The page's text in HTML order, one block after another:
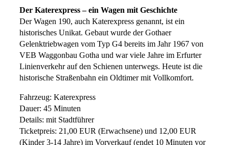
Der Katerexpress – ein Wagen mit Geschichte
Der Wagen 190, auch Katerexpress genannt, ist ein
historisches Unikat. Gebaut wurde der Gothaer
Gelenktriebwagen vom Typ G4 bereits im Jahr 1967 von
VEB Waggonbau Gotha und war viele Jahre im Erfurter
Linienverkehr auf den Schienen unterwegs. Heute ist die
historische Straßenbahn ein Oldtimer mit Vollkomfort.
Fahrzeug: Katerexpress
Dauer: 45 Minuten
Details: mit Stadtführer
Ticketpreis: 21,00 EUR (Erwachsene) und 12,00 EUR
(Kinder 3-14 Jahre) im Vorverkauf (endet 10 Minuten vor